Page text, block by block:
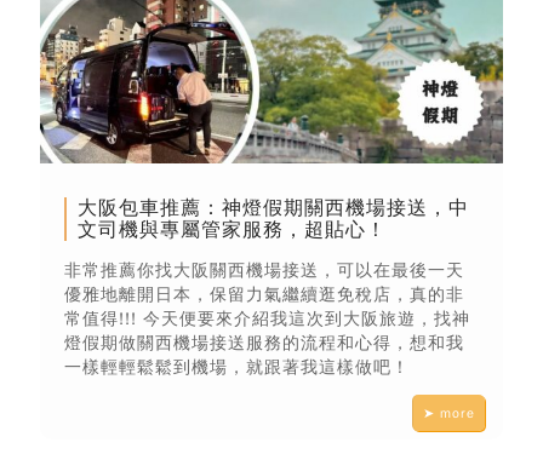
大阪包車推薦：神燈假期關西機場接送，中
文司機與專屬管家服務，超貼心！
非常推薦你找大阪關西機場接送，可以在最後一天
優雅地離開日本，保留力氣繼續逛免稅店，真的非
常值得!!! 今天便要來介紹我這次到大阪旅遊，找神
燈假期做關西機場接送服務的流程和心得，想和我
一樣輕輕鬆鬆到機場，就跟著我這樣做吧！
➤ more